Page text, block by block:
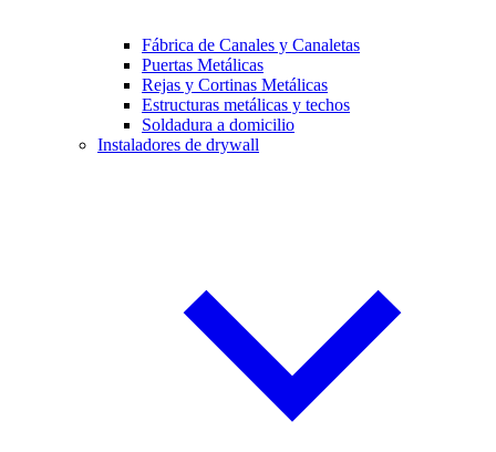
Fábrica de Canales y Canaletas
Puertas Metálicas
Rejas y Cortinas Metálicas
Estructuras metálicas y techos
Soldadura a domicilio
Instaladores de drywall